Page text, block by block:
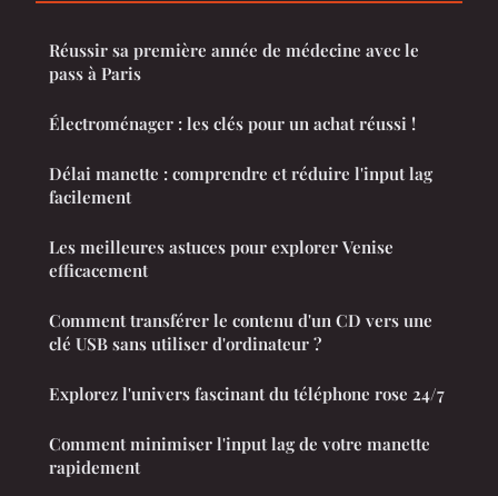
Réussir sa première année de médecine avec le
pass à Paris
Électroménager : les clés pour un achat réussi !
Délai manette : comprendre et réduire l'input lag
facilement
Les meilleures astuces pour explorer Venise
efficacement
Comment transférer le contenu d'un CD vers une
clé USB sans utiliser d'ordinateur ?
Explorez l'univers fascinant du téléphone rose 24/7
Comment minimiser l'input lag de votre manette
rapidement